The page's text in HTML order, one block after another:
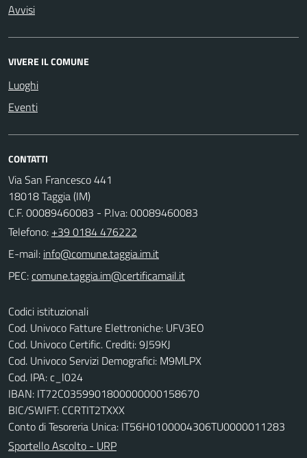
Avvisi
VIVERE IL COMUNE
Luoghi
Eventi
CONTATTI
Via San Francesco 441
18018 Taggia (IM)
C.F. 00089460083 - P.Iva: 00089460083
Telefono: +39 0184 476222
E-mail:
PEC:
Codici istituzionali
Cod. Univoco Fatture Elettroniche: UFV3EO
Cod. Univoco Certific. Crediti: 9J59KJ
Cod. Univoco Servizi Demografici: M9MLPX
Cod. IPA: c_l024
IBAN: IT72C0359901800000000158670
BIC/SWIFT: CCRTIT2TXXX
Conto di Tesoreria Unica: IT56H0100004306TU0000011283
Sportello Ascolto - URP